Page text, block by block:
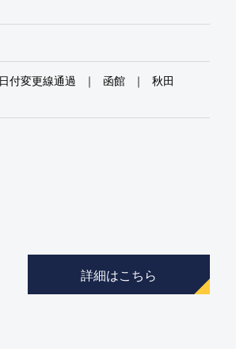
日付変更線通過 函館
秋田
詳細はこちら